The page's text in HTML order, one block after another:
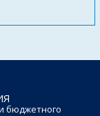
бюджетного